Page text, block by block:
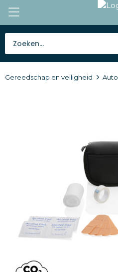
Tassen
Outdoor en vrije tijd
Gereedschap en veiligheid
Home en living
Gereedschap en veiligheid Auto